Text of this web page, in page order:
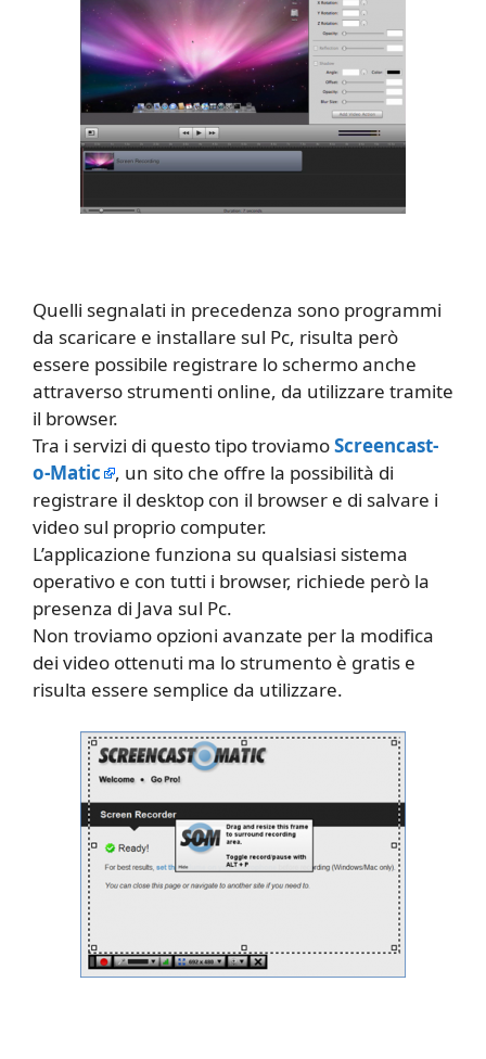
Quelli segnalati in precedenza sono programmi
da scaricare e installare sul Pc, risulta però
essere possibile registrare lo schermo anche
attraverso strumenti online, da utilizzare tramite
il browser.
Tra i servizi di questo tipo troviamoScreencast-
o-Matic
, un sito che offre la possibilità di
registrare il desktop con il browser e di salvare i
video sul proprio computer.
L’applicazione funziona su qualsiasi sistema
operativo e con tutti i browser, richiede però la
presenza di Java sul Pc.
Non troviamo opzioni avanzate per la modifica
dei video ottenuti ma lo strumento è gratis e
risulta essere semplice da utilizzare.